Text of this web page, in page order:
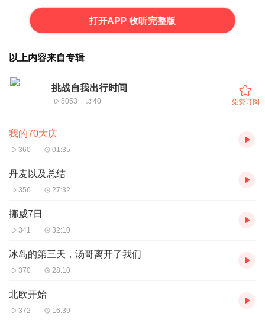
打开APP 收听完整版
以上内容来自专辑
挑战自我出行时间
5053 40 免费订阅
我的70大庆
360 01:35
丹麦以及总结
356 27:32
挪威7日
341 32:10
冰岛的第三天，汤哥离开了我们
370 28:10
北欧开始
372 16:39